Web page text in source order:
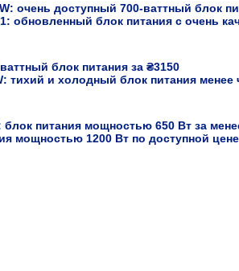
очень доступный 700-ваттный блок
обновленный блок питания с очень
блок питания за ₴3150
тихий и холодный блок питания менее
питания мощностью 650 Вт за
мощностью 1200 Вт по доступной цене